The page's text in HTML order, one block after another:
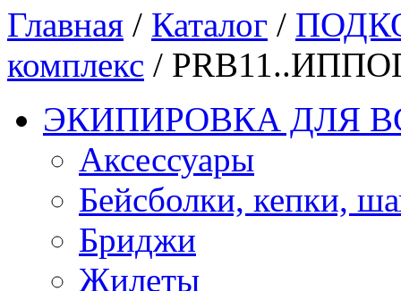
Главная / Каталог /
комплекс /
ЭКИПИРОВКА ДЛЯ
Аксессуары
Бейсболки, кепки,
Бриджи
Жилеты